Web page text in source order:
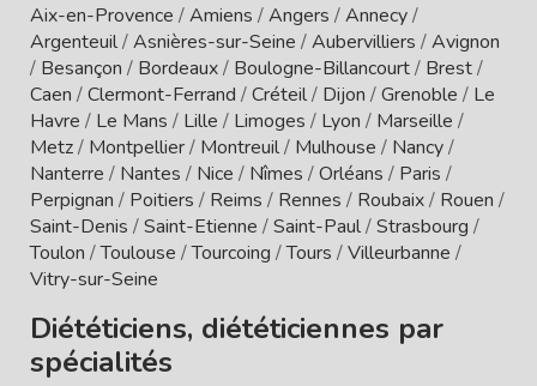
Aix-en-Provence /Amiens /Angers /Annecy/
Argenteuil/Asnières-sur-Seine /Aubervilliers /Avignon
/ Besançon / Bordeaux/ Boulogne-Billancourt/ Brest/
Caen /Clermont-Ferrand /Créteil/ Dijon /Grenoble / Le
Havre / Le Mans / Lille / Limoges / Lyon / Marseille /
Metz/ Montpellier/ Montreuil/ Mulhouse / Nancy/
Nanterre / Nantes / Nice / Nîmes /Orléans / Paris /
Perpignan / Poitiers / Reims / Rennes / Roubaix/ Rouen /
Saint-Denis /Saint-Etienne /Saint-Paul/Strasbourg /
Toulon /Toulouse /Tourcoing /Tours /Villeurbanne /
Vitry-sur-Seine
Diététiciens, diététiciennes par
spécialités